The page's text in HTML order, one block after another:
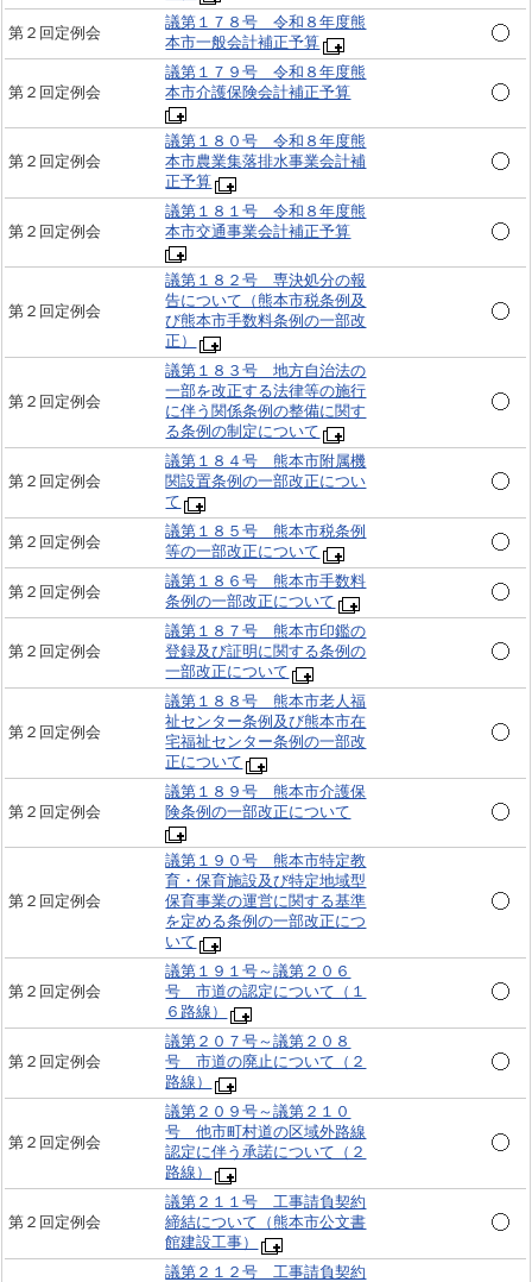
第２回定例会
議第１７８号 令和８年度熊
本市一般会計補正予算
第２回定例会
議第１７９号 令和８年度熊
本市介護保険会計補正予算
第２回定例会
議第１８０号 令和８年度熊
本市農業集落排水事業会計補
正予算
第２回定例会
議第１８１号 令和８年度熊
本市交通事業会計補正予算
第２回定例会
議第１８２号 専決処分の報
告について（熊本市税条例及
び熊本市手数料条例の一部改
正）
第２回定例会
議第１８３号 地方自治法の
一部を改正する法律等の施行
に伴う関係条例の整備に関す
る条例の制定について
第２回定例会
議第１８４号 熊本市附属機
関設置条例の一部改正につい
て
第２回定例会
議第１８５号 熊本市税条例
等の一部改正について
第２回定例会
議第１８６号 熊本市手数料
条例の一部改正について
第２回定例会
議第１８７号 熊本市印鑑の
登録及び証明に関する条例の
一部改正について
第２回定例会
議第１８８号 熊本市老人福
祉センター条例及び熊本市在
宅福祉センター条例の一部改
正について
第２回定例会
議第１８９号 熊本市介護保
険条例の一部改正について
第２回定例会
議第１９０号 熊本市特定教
育・保育施設及び特定地域型
保育事業の運営に関する基準
を定める条例の一部改正につ
いて
第２回定例会
議第１９１号～議第２０６
号 市道の認定について（１
６路線）
第２回定例会
議第２０７号～議第２０８
号 市道の廃止について（２
路線）
第２回定例会
議第２０９号～議第２１０
号 他市町村道の区域外路線
認定に伴う承諾について（２
路線）
第２回定例会
議第２１１号 工事請負契約
締結について（熊本市公文書
館建設工事）
議第２１２号 工事請負契約